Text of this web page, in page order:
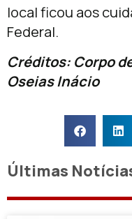
local ficou aos
Federal.
Créditos: Corpo
Oseias Inácio
Últimas